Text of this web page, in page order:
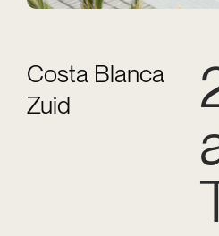
Costa Blanca
Zuid